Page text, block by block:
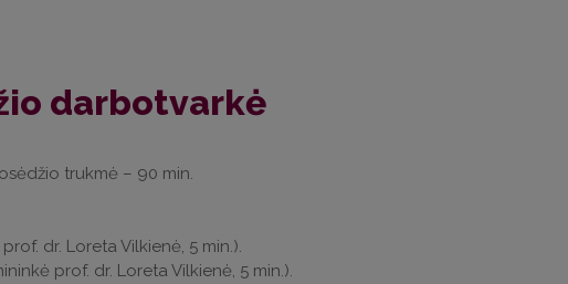
darbotvarkė
trukmė – 90 min.
dr. Loreta Vilkienė, 5 min.).
prof. dr. Loreta Vilkienė, 5 min.).